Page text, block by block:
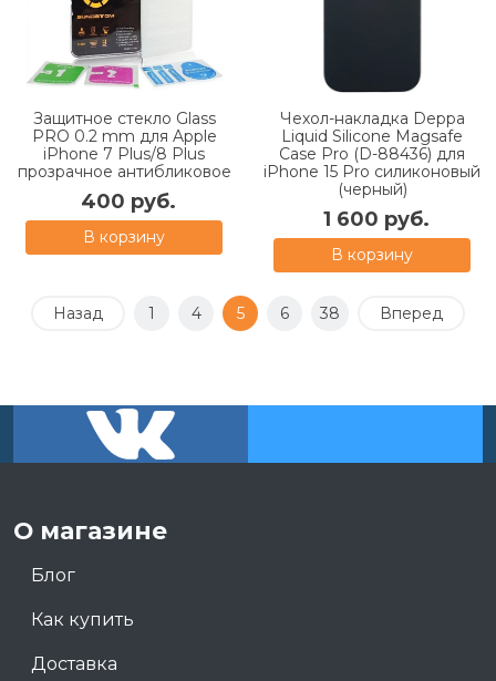
Защитное стекло Glass
PRO 0.2 mm для Apple
iPhone 7 Plus/8 Plus
прозрачное антибликовое
400 руб.
В корзину
Чехол-накладка Deppa
Liquid Silicone Magsafe
Case Pro (D-88436) для
iPhone 15 Pro силиконовый
(черный)
1 600 руб.
В корзину
Назад 1 4 5 6 38 Вперед
О магазине
Блог
Как купить
Доставка